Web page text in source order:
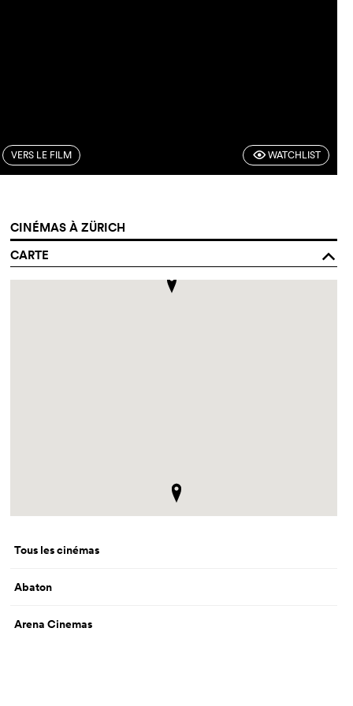
VERS LE FILM FWATCHLIST
CINÉMAS À ZÜRICH
CARTE
o
Tous les cinémas
Abaton
Arena Cinemas